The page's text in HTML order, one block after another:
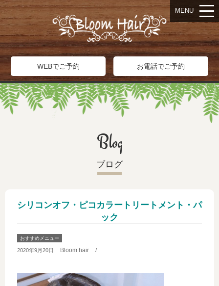
WEBでご予約 お電話でご予約
MENU
Blog
ブログ
シリコンオフ・ピコカラートリートメント・パ
ック
おすすめメニュー
2020年9月20日 Bloom hair /